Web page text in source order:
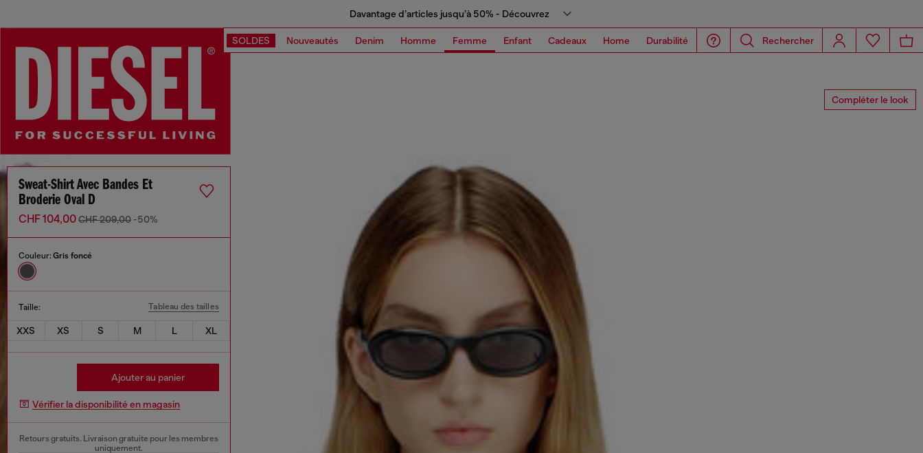
Davantage d’articles jusqu’à 50% - Découvrez
SOLDES Nouveautés Denim Homme Femme Enfant Cadeaux Home Durabilité Rechercher
Compléter le look
Sweat-Shirt Avec Bandes Et
Broderie Oval D
CHF 104,00CHF 209,00 -50%
Couleur: Gris foncé
Taille: Tableau des tailles
XXS XS S M L XL
Ajouter au panier
Vérifier la disponibilité en magasin
Retours gratuits. Livraison gratuite pour les membres
uniquement.